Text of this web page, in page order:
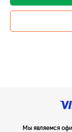
Мы являемся